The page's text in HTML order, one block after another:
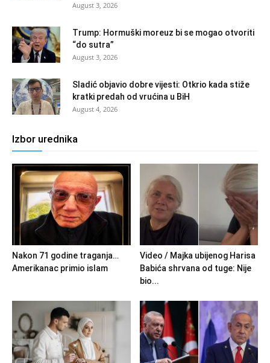
August 3, 2026
Trump: Hormuški moreuz bi se mogao otvoriti
“do sutra”
August 3, 2026
Sladić objavio dobre vijesti: Otkrio kada stiže
kratki predah od vrućina u BiH
August 4, 2026
Izbor urednika
Nakon 71 godine traganja…
Amerikanac primio islam
Video / Majka ubijenog Harisa
Babića shrvana od tuge: Nije
bio...